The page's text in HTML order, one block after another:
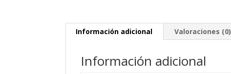
Información adicional Valoraciones (0)
Información adicional